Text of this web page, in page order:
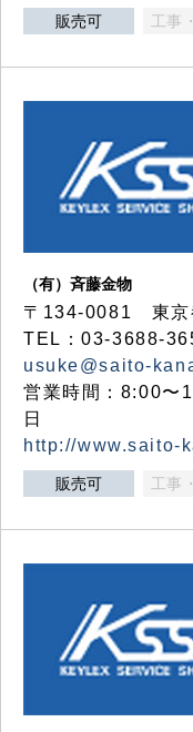
販売可 工事
（有）斉藤金物
〒134-0081 東京
TEL：03-3688-
usuke@saito-
営業時間：8:00〜
日
http://www.saito-
販売可 工事